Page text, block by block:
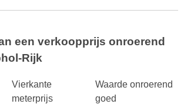
een verkoopprijs onroerend
Rijk
Vierkante
meterprijs
Waarde onroerend
goed